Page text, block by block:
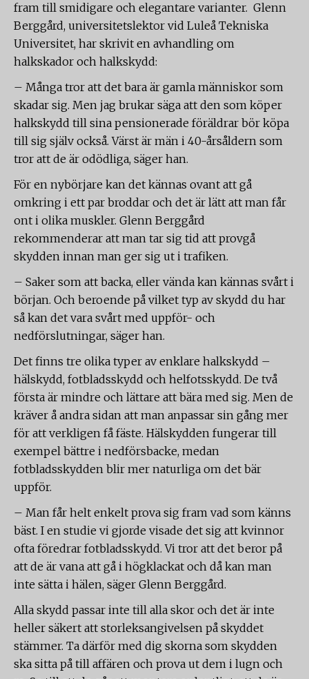
fram till smidigare och elegantare varianter. Glenn
Berggård, universitetslektor vid Luleå Tekniska
Universitet, har skrivit en avhandling om
halkskador och halkskydd:
– Många tror att det bara är gamla människor som
skadar sig. Men jag brukar säga att den som köper
halkskydd till sina pensionerade föräldrar bör köpa
till sig själv också. Värst är män i 40-årsåldern som
tror att de är odödliga, säger han.
För en nybörjare kan det kännas ovant att gå
omkring i ett par broddar och det är lätt att man får
ont i olika muskler. Glenn Berggård
rekommenderar att man tar sig tid att provgå
skydden innan man ger sig ut i trafiken.
– Saker som att backa, eller vända kan kännas svårt i
början. Och beroende på vilket typ av skydd du har
så kan det vara svårt med uppför- och
nedförslutningar, säger han.
Det finns tre olika typer av enklare halkskydd –
hälskydd, fotbladsskydd och helfotsskydd. De två
första är mindre och lättare att bära med sig. Men de
kräver å andra sidan att man anpassar sin gång mer
för att verkligen få fäste. Hälskydden fungerar till
exempel bättre i nedförsbacke, medan
fotbladsskydden blir mer naturliga om det bär
uppför.
– Man får helt enkelt prova sig fram vad som känns
bäst. I en studie vi gjorde visade det sig att kvinnor
ofta föredrar fotbladsskydd. Vi tror att det beror på
att de är vana att gå i högklackat och då kan man
inte sätta i hälen, säger Glenn Berggård.
Alla skydd passar inte till alla skor och det är inte
heller säkert att storleksangivelsen på skyddet
stämmer. Ta därför med dig skorna som skydden
ska sitta på till affären och prova ut dem i lugn och